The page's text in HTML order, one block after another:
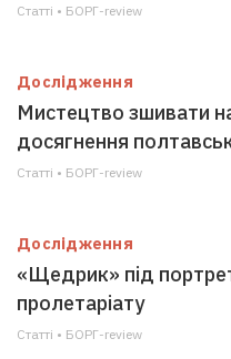
Статті • БОРГ-review
Дослідження
Мистецтво зшивати
досягнення
Статті • БОРГ-review
Дослідження
«Щедрик» під
пролетаріату
Статті • БОРГ-review